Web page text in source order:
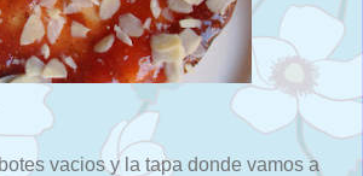
vacios y la tapa donde vamos a